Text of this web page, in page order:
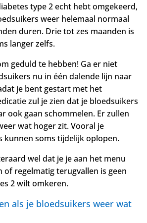
type 2 echt hebt omgekeerd,
weer helemaal normaal
duren. Drie tot zes maanden is
langer zelfs.
geduld te hebben! Ga er niet
nu in één dalende lijn naar
je bent gestart met het
zul je zien dat je bloedsuikers
ook gaan schommelen. Er zullen
wat hoger zit. Vooral je
kunnen soms tijdelijk oplopen.
wel dat je je aan het menu
of regelmatig terugvallen is geen
2 wilt omkeren.
als je bloedsuikers weer wat